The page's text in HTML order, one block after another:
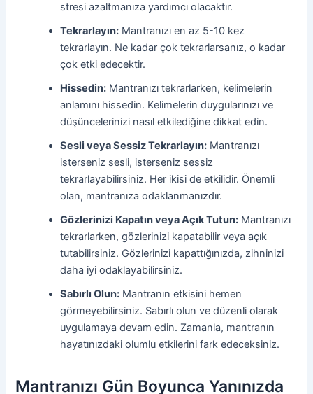
stresi azaltmanıza yardımcı olacaktır.
Tekrarlayın: Mantranızı en az 5-10 kez
tekrarlayın. Ne kadar çok tekrarlarsanız, o kadar
çok etki edecektir.
Hissedin: Mantranızı tekrarlarken, kelimelerin
anlamını hissedin. Kelimelerin duygularınızı ve
düşüncelerinizi nasıl etkilediğine dikkat edin.
Sesli veya Sessiz Tekrarlayın: Mantranızı
isterseniz sesli, isterseniz sessiz
tekrarlayabilirsiniz. Her ikisi de etkilidir. Önemli
olan, mantranıza odaklanmanızdır.
Gözlerinizi Kapatın veya Açık Tutun: Mantranızı
tekrarlarken, gözlerinizi kapatabilir veya açık
tutabilirsiniz. Gözlerinizi kapattığınızda, zihninizi
daha iyi odaklayabilirsiniz.
Sabırlı Olun: Mantranın etkisini hemen
görmeyebilirsiniz. Sabırlı olun ve düzenli olarak
uygulamaya devam edin. Zamanla, mantranın
hayatınızdaki olumlu etkilerini fark edeceksiniz.
Mantranızı Gün Boyunca Yanınızda